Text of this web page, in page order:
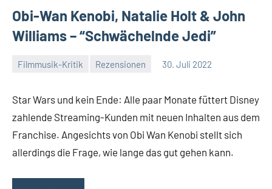
Obi-Wan Kenobi, Natalie Holt & John
Williams – “Schwächelnde Jedi”
Filmmusik-Kritik Rezensionen 30. Juli 2022
Star Wars und kein Ende: Alle paar Monate füttert Disney
zahlende Streaming-Kunden mit neuen Inhalten aus dem
Franchise. Angesichts von Obi Wan Kenobi stellt sich
allerdings die Frage, wie lange das gut gehen kann.